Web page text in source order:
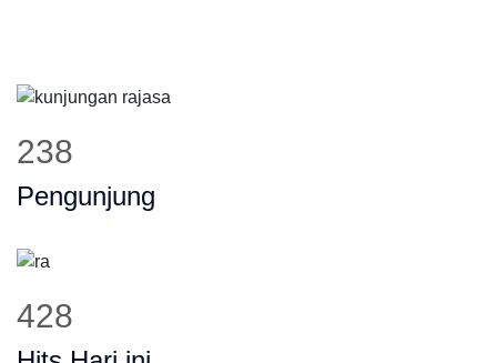
300
Pengunjung
538